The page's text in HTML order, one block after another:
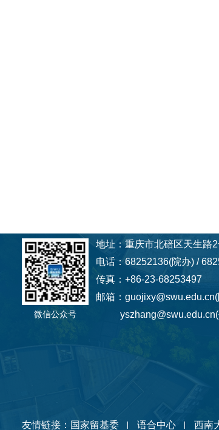
微信公众号
地址：重庆市北碚区天生
电话：68252136(院办) /
传真：+86-23-68253497
邮箱：
yszhang@swu.edu.cn(
友情链接： 国家留基委 语合中心 西南